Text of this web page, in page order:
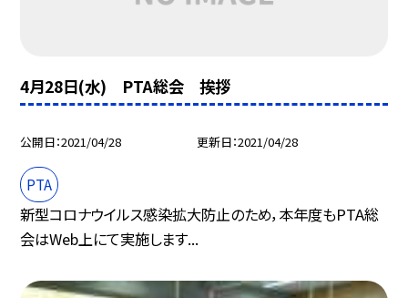
4月28日(水) PTA総会 挨拶
公開日 2021/04/28 更新日 2021/04/28
PTA
新型コロナウイルス感染拡大防止のため，本年度もPTA総
会はWeb上にて実施します...